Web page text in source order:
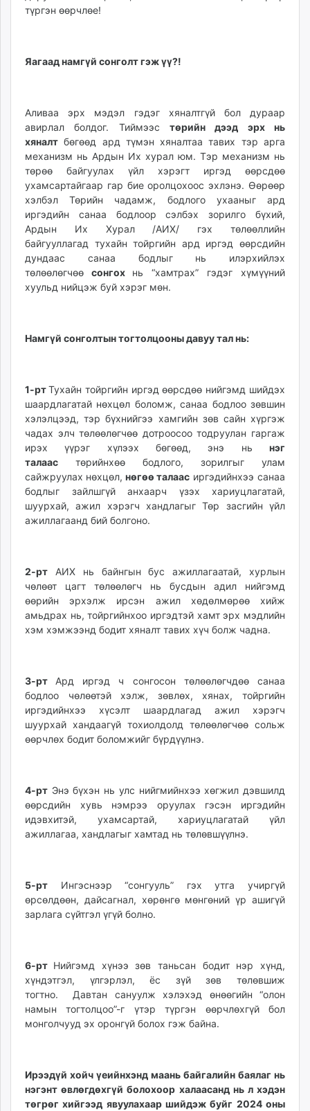
түргэн өөрчлөе!
Яагаад намгүй сонголт гэж үү?!
Аливаа эрх мэдэл гэдэг хяналтгүй бол дураар
авирлал болдог. Тиймээс төрийн дээд эрх нь
хяналт бөгөөд ард түмэн хяналтаа тавих тэр арга
механизм нь Ардын Их хурал юм. Тэр механизм нь
төрөө байгуулах үйл хэрэгт иргэд өөрсдөө
ухамсартайгаар гар бие оролцохоос эхлэнэ. Өөрөөр
хэлбэл Төрийн чадамж, бодлого ухааныг ард
иргэдийн санаа бодлоор сэлбэх зорилго бүхий,
Ардын Их Хурал /АИХ/ гэх төлөөллийн
байгууллагад тухайн тойргийн ард иргэд өөрсдийн
дундаас санаа бодлыг нь илэрхийлэх
төлөөлөгчөө сонгох нь “хамтрах” гэдэг хүмүүний
хуульд нийцэж буй хэрэг мөн.
Намгүй сонголтын тогтолцооны давуу тал нь:
1-ртТухайн тойргийн иргэд өөрсдөө нийгэмд шийдэх
шаардлагатай нөхцөл боломж, санаа бодлоо зөвшин
хэлэлцээд, тэр бүхнийгээ хамгийн зөв сайн хүргэж
чадах элч төлөөлөгчөө дотроосоо тодруулан гаргаж
ирэх үүрэг хүлээх бөгөөд, энэ нь нэг
талаас төрийнхөө бодлого, зорилгыг улам
сайжруулах нөхцөл, нөгөө талаас иргэдийнхээ санаа
бодлыг зайлшгүй анхаарч үзэх хариуцлагатай,
шуурхай, ажил хэрэгч хандлагыг Төр засгийн үйл
ажиллагаанд бий болгоно.
2-рт АИХ нь байнгын бус ажиллагаатай, хурлын
чөлөөт цагт төлөөлөгч нь бусдын адил нийгэмд
өөрийн эрхэлж ирсэн ажил хөдөлмөрөө хийж
амьдрах нь, тойргийнхоо иргэдтэй хамт эрх мэдлийн
хэм хэмжээнд бодит хяналт тавих хүч болж чадна.
3-рт Ард иргэд ч сонгосон төлөөлөгчдөө санаа
бодлоо чөлөөтэй хэлж, зөвлөх, хянах, тойргийн
иргэдийнхээ хүсэлт шаардлагад ажил хэрэгч
шуурхай хандаагүй тохиолдолд төлөөлөгчөө сольж
өөрчлөх бодит боломжийг бүрдүүлнэ.
4-рт Энэ бүхэн нь улс нийгмийнхээ хөгжил дэвшилд
өөрсдийн хувь нэмрээ оруулах гэсэн иргэдийн
идэвхитэй, ухамсартай, хариуцлагатай үйл
ажиллагаа, хандлагыг хамтад нь төлөвшүүлнэ.
5-рт Ингэснээр “сонгууль” гэх утга учиргүй
өрсөлдөөн, дайсагнал, хөрөнгө мөнгөний үр ашигүй
зарлага сүйтгэл үгүй болно.
6-рт Нийгэмд хүнээ зөв таньсан бодит нэр хүнд,
хүндэтгэл, үлгэрлэл, ёс зүй зөв төлөвшиж
тогтно. Давтан сануулж хэлэхэд өнөөгийн “олон
намын тогтолцоо”-г үтэр түргэн өөрчлөхгүй бол
монголчууд эх оронгүй болох гэж байна.
Ирээдүй хойч үеийнхэнд маань байгалийн баялаг нь
нэгэнт өвлөгдөхгүй болохоор халаасанд нь л хэдэн
төгрөг хийгээд явуулахаар шийдэж буйг 2024 оны